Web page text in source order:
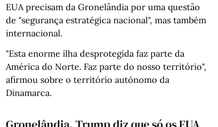
EUA precisam da Gronelândia por uma questão
de "segurança estratégica nacional", mas também
internacional.
"Esta enorme ilha desprotegida faz parte da
América do Norte. Faz parte do nosso território",
afirmou sobre o território autónomo da
Dinamarca.